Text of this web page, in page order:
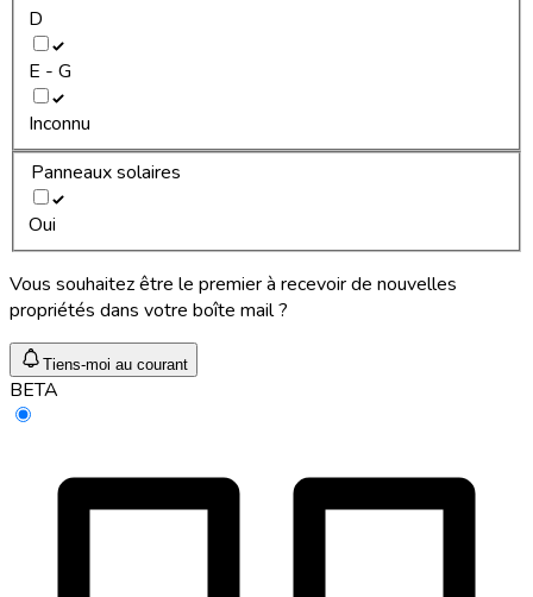
D
E - G
Inconnu
Panneaux solaires
Oui
Vous souhaitez être le premier à recevoir de nouvelles
propriétés dans votre boîte mail ?
Tiens-moi au courant
BETA